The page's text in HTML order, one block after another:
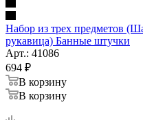
Набор из трех предметов
рукавица) Банные штучки
Арт.: 41086
694 ₽
В корзину
В корзину